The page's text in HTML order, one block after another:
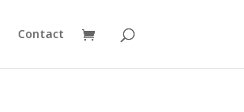
Contact